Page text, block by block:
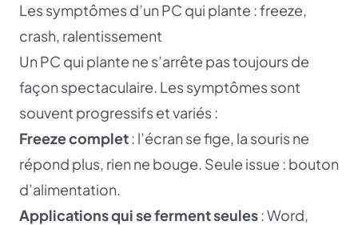
Les symptômes d’un PC qui plante : freeze,
crash, ralentissement
Un PC qui plante ne s’arrête pas toujours de
façon spectaculaire. Les symptômes sont
souvent progressifs et variés :
Freeze complet: l’écran se fige, la souris ne
répond plus, rien ne bouge. Seule issue : bouton
d’alimentation.
Applications qui se ferment seules: Word,